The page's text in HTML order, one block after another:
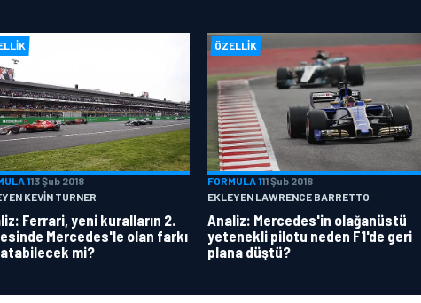
113 Şub 2018
KEVIN TURNER
Ferrari, yeni kuralların 2.
Mercedes'le olan farkı
mi?
ÖZELLIK
FORMULA 111 Şub 2018
EKLEYEN LAWRENCE BARRETTO
Analiz: Mercedes'in olağanüstü
yetenekli pilotu neden F1'de geri
plana düştü?